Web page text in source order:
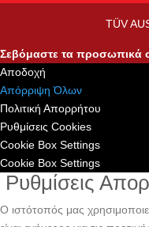
TÜV
Σεβόμαστε τα προσωπικά
Αποδοχή
Απόρριψη Όλων
Πολιτική Απορρήτου
Ρυθμίσεις Cookies
Cookie Box Settings
Cookie Box Settings
Ρυθμίσεις
Ο ιστότοπός μας